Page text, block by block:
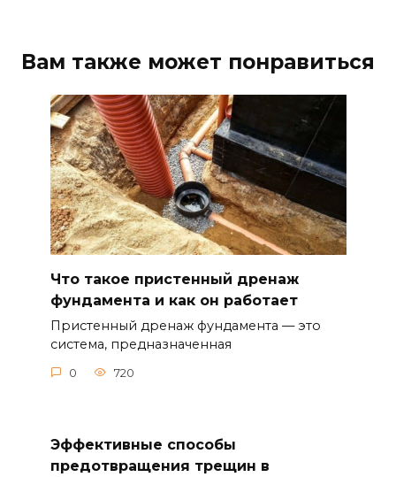
Вам также может понравиться
Что такое пристенный дренаж
фундамента и как он работает
Пристенный дренаж фундамента — это
система, предназначенная
0 720
Эффективные способы
предотвращения трещин в